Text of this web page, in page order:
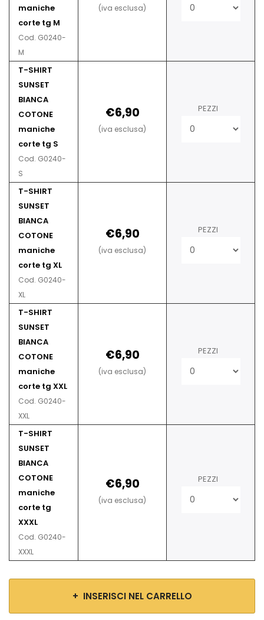
maniche
corte tg M
Cod. G0240-
M
(iva esclusa)
T-SHIRT
SUNSET
BIANCA
COTONE
maniche
corte tg S
Cod. G0240-
S
€6,90
(iva esclusa)
PEZZI
T-SHIRT
SUNSET
BIANCA
COTONE
maniche
corte tg XL
Cod. G0240-
XL
€6,90
(iva esclusa)
PEZZI
T-SHIRT
SUNSET
BIANCA
COTONE
maniche
corte tg XXL
Cod. G0240-
XXL
€6,90
(iva esclusa)
PEZZI
T-SHIRT
SUNSET
BIANCA
COTONE
maniche
corte tg
XXXL
Cod. G0240-
XXXL
€6,90
(iva esclusa)
PEZZI
+ INSERISCI NEL CARRELLO